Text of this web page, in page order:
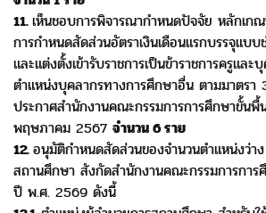
11.เห็นชอบการพิจารณากำหนดปัจจัย หลักเกณ
การกำหนดสัดส่วนอัตราเงินเดือนแรกบรรจุแบบ
และแต่งตั้งเข้ารับราชการเป็นข้าราชการครูแล
ตำแหน่งบุคลากรทางการศึกษาอื่น ตามมาตร
ประกาศสำนักงานคณะกรรมการการศึกษาขั้น
พฤษภาคม 2567จำนวน 6 ราย
12.อนุมัติกำหนดสัดส่วนของจำนวนตำแหน่งว่า
สถานศึกษา สังกัดสำนักงานคณะกรรมการกา
ปี พ.ศ. 2569 ดังนี้